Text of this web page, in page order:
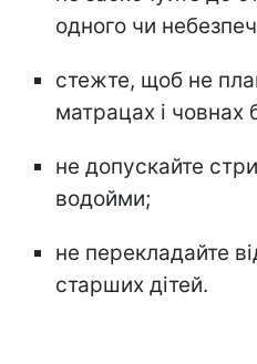
одного чи
стежте, щоб не
матрацах і човнах
не допускайте
водойми;
не перекладайте
старших дітей.